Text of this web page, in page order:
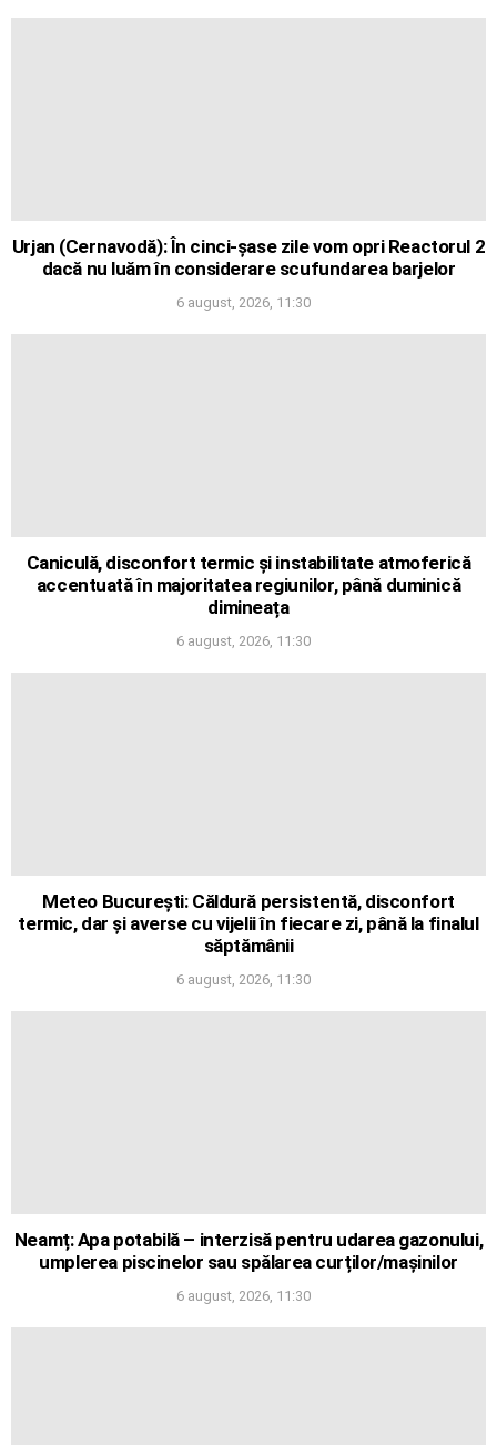
Urjan (Cernavodă): În cinci-șase zile vom opri Reactorul 2
dacă nu luăm în considerare scufundarea barjelor
6 august, 2026, 11:30
Caniculă, disconfort termic și instabilitate atmoferică
accentuată în majoritatea regiunilor, până duminică
dimineața
6 august, 2026, 11:30
Meteo București: Căldură persistentă, disconfort
termic, dar și averse cu vijelii în fiecare zi, până la finalul
săptămânii
6 august, 2026, 11:30
Neamț: Apa potabilă – interzisă pentru udarea gazonului,
umplerea piscinelor sau spălarea curților/mașinilor
6 august, 2026, 11:30